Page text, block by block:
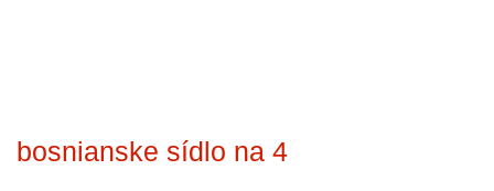
bosnianske sídlo na 4